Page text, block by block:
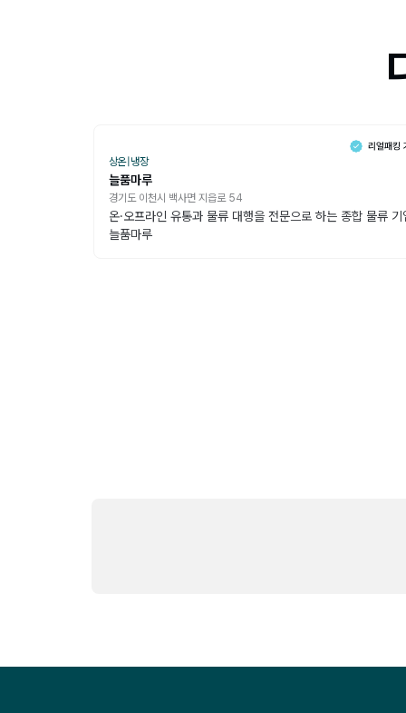
상온| 냉장
늘품마루
경기도 이천시 백사면 지읍로 54
온·오프라인 유통과 물류 대행을 전문으로 하는 종합 물류 기
늘품마루